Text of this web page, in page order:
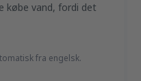
købe vand, fordi det
fra engelsk.